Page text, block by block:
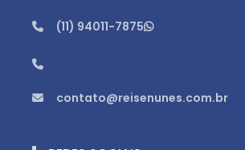
(11) 94011-7875
contato@reisenunes.com.br